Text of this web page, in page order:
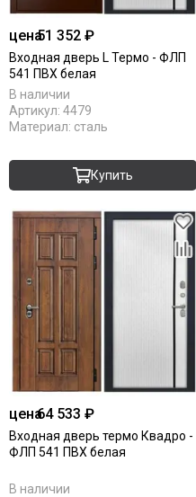
цена51 352 ₽
Входная дверь L Термо - ФЛП
541 ПВХ белая
В наличии
Артикул: 4479
Материал: сталь
Купить
цена64 533 ₽
Входная дверь термо Квадро -
ФЛП 541 ПВХ белая
В наличии